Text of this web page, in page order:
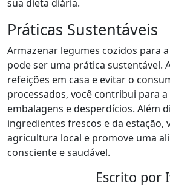
sua dieta diária.
Práticas Sustentáveis
Armazenar legumes cozidos para
pode ser uma prática sustentável.
refeições em casa e evitar o
processados, você contribui para
embalagens e desperdícios. Além
ingredientes frescos e da estação,
agricultura local e promove uma
consciente e saudável.
Escrito por